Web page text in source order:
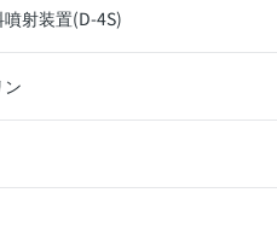
射装置(D-4S)